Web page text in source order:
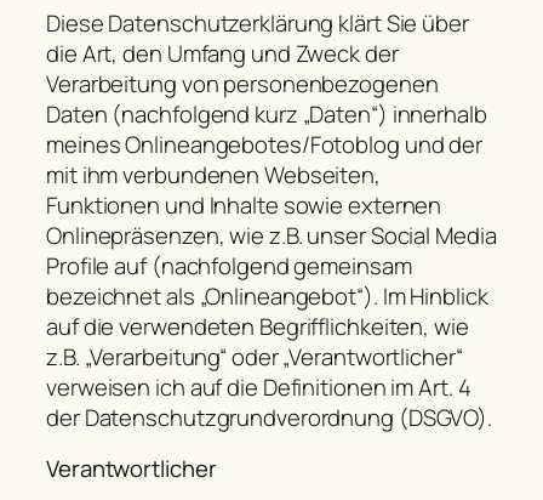
Diese Datenschutzerklärung klärt Sie über
die Art, den Umfang und Zweck der
Verarbeitung von personenbezogenen
Daten (nachfolgend kurz „Daten“) innerhalb
meines Onlineangebotes/Fotoblog und der
mit ihm verbundenen Webseiten,
Funktionen und Inhalte sowie externen
Onlinepräsenzen, wie z.B. unser Social Media
Profile auf (nachfolgend gemeinsam
bezeichnet als „Onlineangebot“). Im Hinblick
auf die verwendeten Begrifflichkeiten, wie
z.B. „Verarbeitung“ oder „Verantwortlicher“
verweisen ich auf die Definitionen im Art. 4
der Datenschutzgrundverordnung (DSGVO).
Verantwortlicher